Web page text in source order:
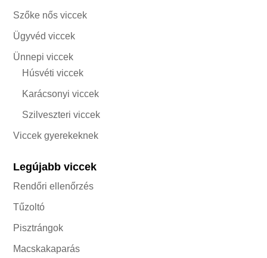
Szőke nős viccek
Ügyvéd viccek
Ünnepi viccek
Húsvéti viccek
Karácsonyi viccek
Szilveszteri viccek
Viccek gyerekeknek
Legújabb viccek
Rendőri ellenőrzés
Tűzoltó
Pisztrángok
Macskakaparás